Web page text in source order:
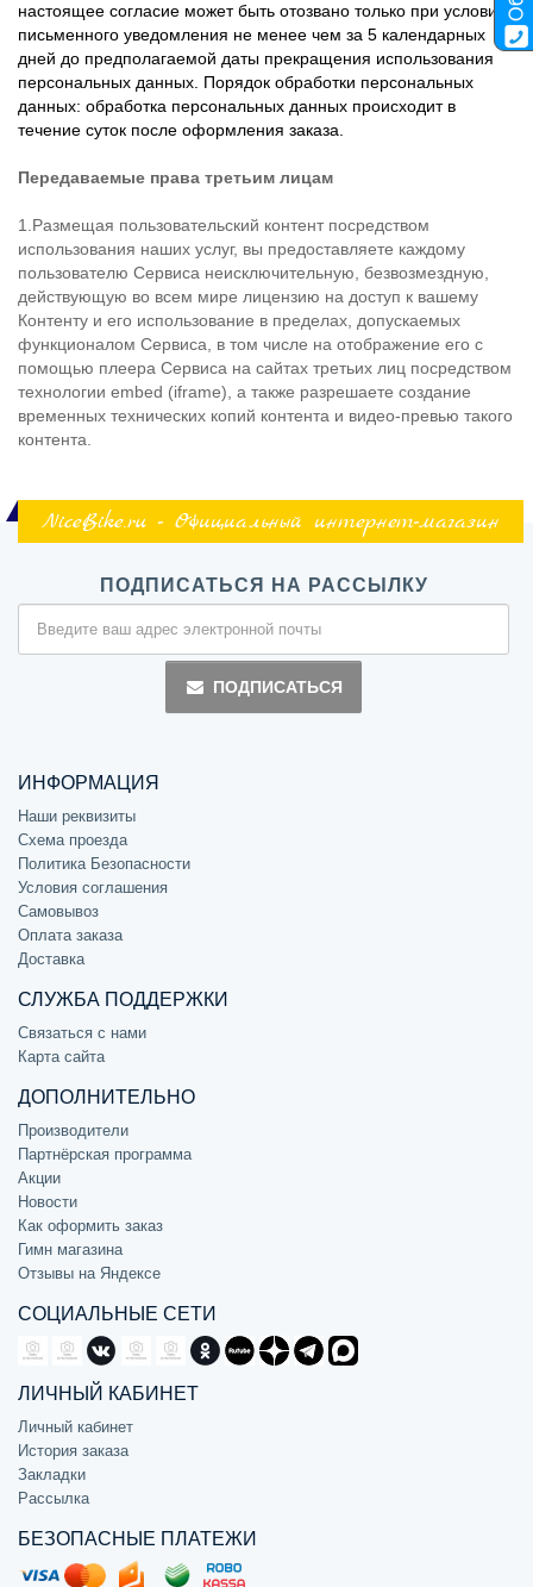
настоящее согласие может быть отозвано только при условии
письменного уведомления не менее чем за 5 календарных
дней до предполагаемой даты прекращения использования
персональных данных. Порядок обработки персональных
данных: обработка персональных данных происходит в
течение суток после оформления заказа.
Передаваемые права третьим лицам
1.Размещая пользовательский контент посредством
использования наших услуг, вы предоставляете каждому
пользователю Сервиса неисключительную, безвозмездную,
действующую во всем мире лицензию на доступ к вашему
Контенту и его использование в пределах, допускаемых
функционалом Сервиса, в том числе на отображение его с
помощью плеера Сервиса на сайтах третьих лиц посредством
технологии embed (iframe), а также разрешаете создание
временных технических копий контента и видео-превью такого
контента.
NiceBike.ru - Официальный интернет-магазин
ПОДПИСАТЬСЯ НА РАССЫЛКУ
ПОДПИСАТЬСЯ
ИНФОРМАЦИЯ
Наши реквизиты
Схема проезда
Политика Безопасности
Условия соглашения
Самовывоз
Оплата заказа
Доставка
СЛУЖБА ПОДДЕРЖКИ
Связаться с нами
Карта сайта
ДОПОЛНИТЕЛЬНО
Производители
Партнёрская программа
Акции
Новости
Как оформить заказ
Гимн магазина
Отзывы на Яндексе
СОЦИАЛЬНЫЕ СЕТИ
ЛИЧНЫЙ КАБИНЕТ
Личный кабинет
История заказа
Закладки
Рассылка
БЕЗОПАСНЫЕ ПЛАТЕЖИ